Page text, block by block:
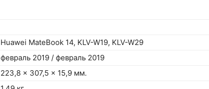
Huawei MateBook 14, KLV-W19, KLV-W29
февраль 2019 / февраль 2019
223,8 x 307,5 x 15,9 мм.